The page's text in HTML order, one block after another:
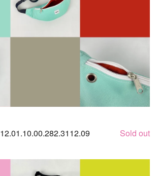
12.01.10.00.282.3112.09 Sold out